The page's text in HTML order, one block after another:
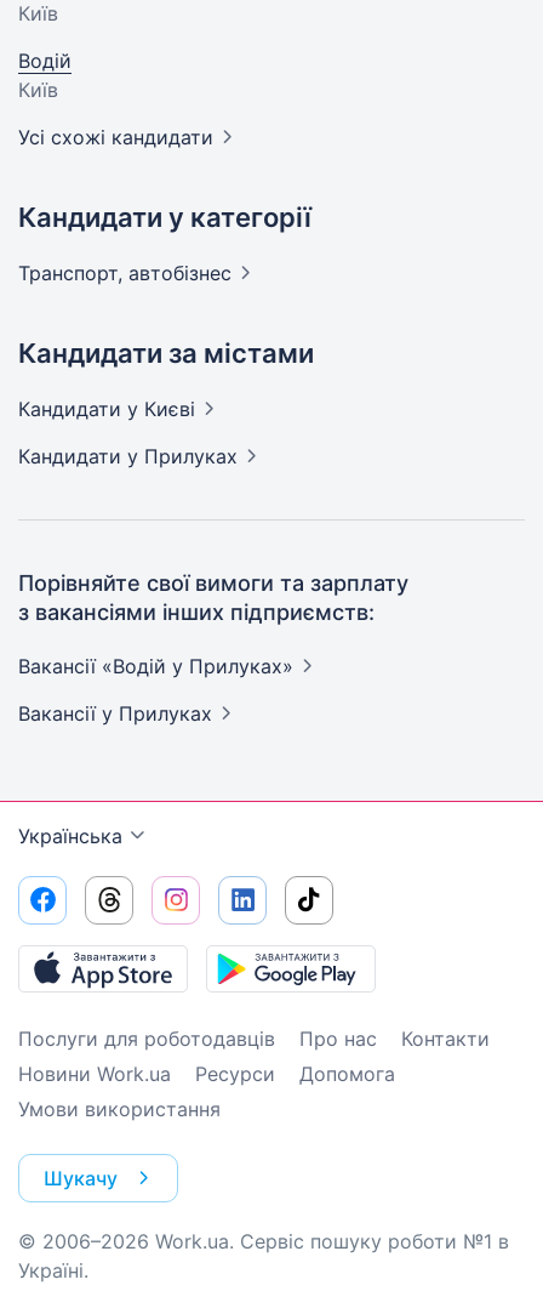
Київ
Водій
Київ
Усі схожі кандидати
Кандидати у категорії
Транспорт, автобізнес
Кандидати за містами
Кандидати у Києві
Кандидати у Прилуках
Порівняйте свої вимоги та зарплату
з вакансіями інших підприємств:
Вакансії «Водій у Прилуках»
Вакансії у Прилуках
Українська
Послуги для роботодавців Про нас
Контакти
Новини Work.ua
Ресурси
Допомога
Умови використання
Шукачу
© 2006–2026 Work.ua. Сервіс пошуку роботи №1 в
Україні.